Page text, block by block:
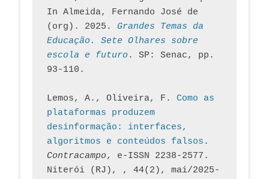
In Almeida, Fernando José de
(org). 2025. Grandes Temas da
Educação. Sete Olhares sobre
escola e futuro. SP: Senac, pp.
93-110.
Lemos, A., Oliveira, F. Como as
plataformas produzem
desinformação: interfaces,
algoritmos e conteúdos falsos
Contracampo, e-ISSN 2238-2577.
Niterói (RJ), , 44(2), mai/2025-